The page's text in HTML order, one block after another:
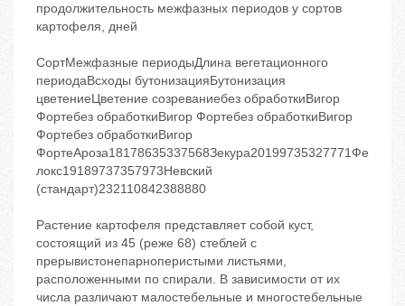
продолжительность межфазных периодов у сортов
картофеля, дней
СортМежфазные периодыДлина вегетационного
периодаВсходы бутонизацияБутонизация
цветениеЦветение созреваниебез обработкиВигор
Фортебез обработкиВигор Фортебез обработкиВигор
Фортебез обработкиВигор
ФортеАроза18178635337568Зекура20199735327771Фе
локс19189737357973Невский
(стандарт)232110842388880
Растение картофеля представляет собой куст,
состоящий из 45 (реже 68) стеблей с
прерывистонепарноперистыми листьями,
расположенными по спирали. В зависимости от их
числа различают малостебельные и многостебельные